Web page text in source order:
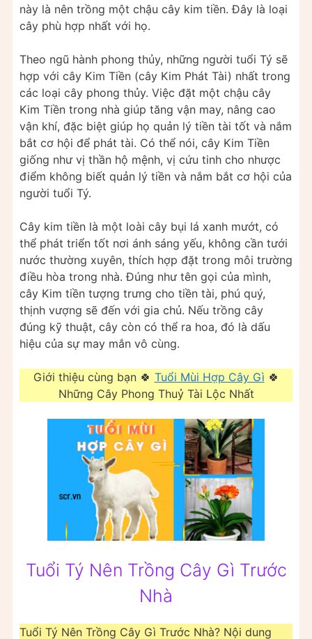
này là nên trồng một chậu cây kim tiền. Đây là loại
cây phù hợp nhất với họ.
Theo ngũ hành phong thủy, những người tuổi Tý sẽ
hợp với cây Kim Tiền (cây Kim Phát Tài) nhất trong
các loại cây phong thủy. Việc đặt một chậu cây
Kim Tiền trong nhà giúp tăng vận may, nâng cao
vận khí, đặc biệt giúp họ quản lý tiền tài tốt và nắm
bắt cơ hội để phát tài. Có thể nói, cây Kim Tiền
giống như vị thần hộ mệnh, vị cứu tinh cho nhược
điểm không biết quản lý tiền và nắm bắt cơ hội của
người tuổi Tý.
Cây kim tiền là một loài cây bụi lá xanh mướt, có
thể phát triển tốt nơi ánh sáng yếu, không cần tưới
nước thường xuyên, thích hợp đặt trong môi trường
điều hòa trong nhà. Đúng như tên gọi của mình,
cây Kim tiền tượng trưng cho tiền tài, phú quý,
thịnh vượng sẽ đến với gia chủ. Nếu trồng cây
đúng kỹ thuật, cây còn có thể ra hoa, đó là dấu
hiệu của sự may mắn vô cùng.
Giới thiệu cùng bạn 🍀 Tuổi Mùi Hợp Cây Gì 🍀
Những Cây Phong Thuỷ Tài Lộc Nhất
Tuổi Tý Nên Trồng Cây Gì Trước
Nhà
Tuổi Tý Nên Trồng Cây Gì Trước Nhà? Nội dung